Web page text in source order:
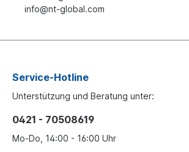
info@nt-global.com
Service-Hotline
Unterstützung und Beratung unter:
0421 - 70508619
Mo-Do, 14:00 - 16:00 Uhr